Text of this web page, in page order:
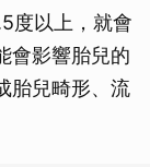
度以上，就會
會影響胎兒的
胎兒畸形、流